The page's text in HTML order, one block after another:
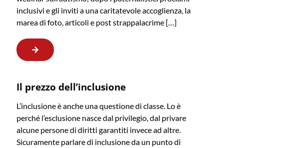
inclusivi e gli inviti a una caritatevole accoglienza, la
marea di foto, articoli e post strappalacrime […]
Il prezzo dell’inclusione
L’inclusione è anche una questione di classe. Lo è
perché l’esclusione nasce dal privilegio, dal privare
alcune persone di diritti garantiti invece ad altre.
Sicuramente parlare di inclusione da un punto di